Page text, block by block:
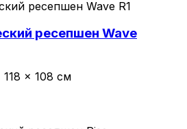
ресепшен Wave
118 × 108 см